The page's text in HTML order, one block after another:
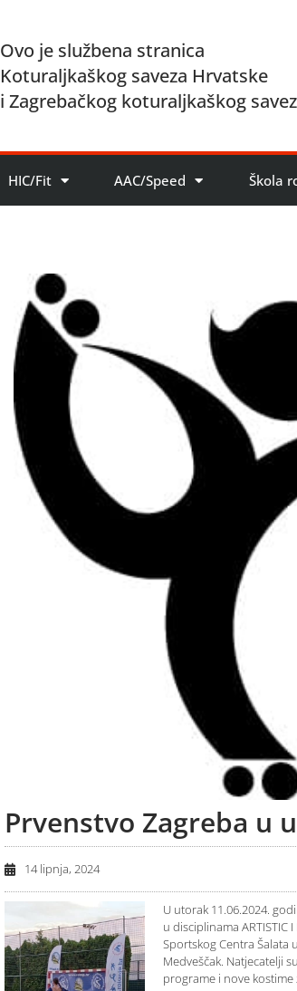
Ovo je službena stranica
Koturaljkaškog saveza Hrvatske
i Zagrebačkog koturaljkaškog
HIC/Fit AAC/Speed Škola
Prvenstvo Zagreba u
14 lipnja, 2024
U utorak 11.06.2024.
u disciplinama
Sportskog Centra Šalata
Medveščak. Natjecatelji
programe i nove